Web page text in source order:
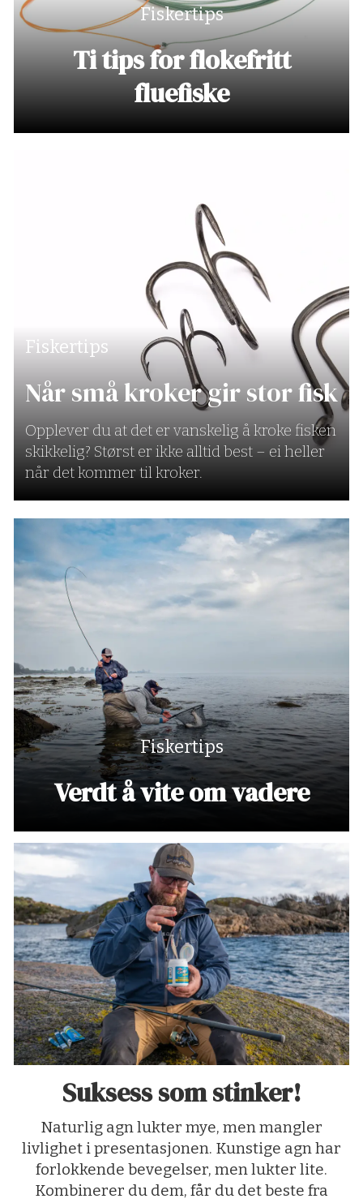
Fiskertips
Ti tips for flokefritt
fluefiske
Fiskertips
Når små kroker gir stor fisk
Opplever du at det er vanskelig å kroke fisken
skikkelig? Størst er ikke alltid best – ei heller
når det kommer til kroker.
Fiskertips
Verdt å vite om vadere
Suksess som stinker!
Naturlig agn lukter mye, men mangler
livlighet i presentasjonen. Kunstige agn har
forlokkende bevegelser, men lukter lite.
Kombinerer du dem, får du det beste fra